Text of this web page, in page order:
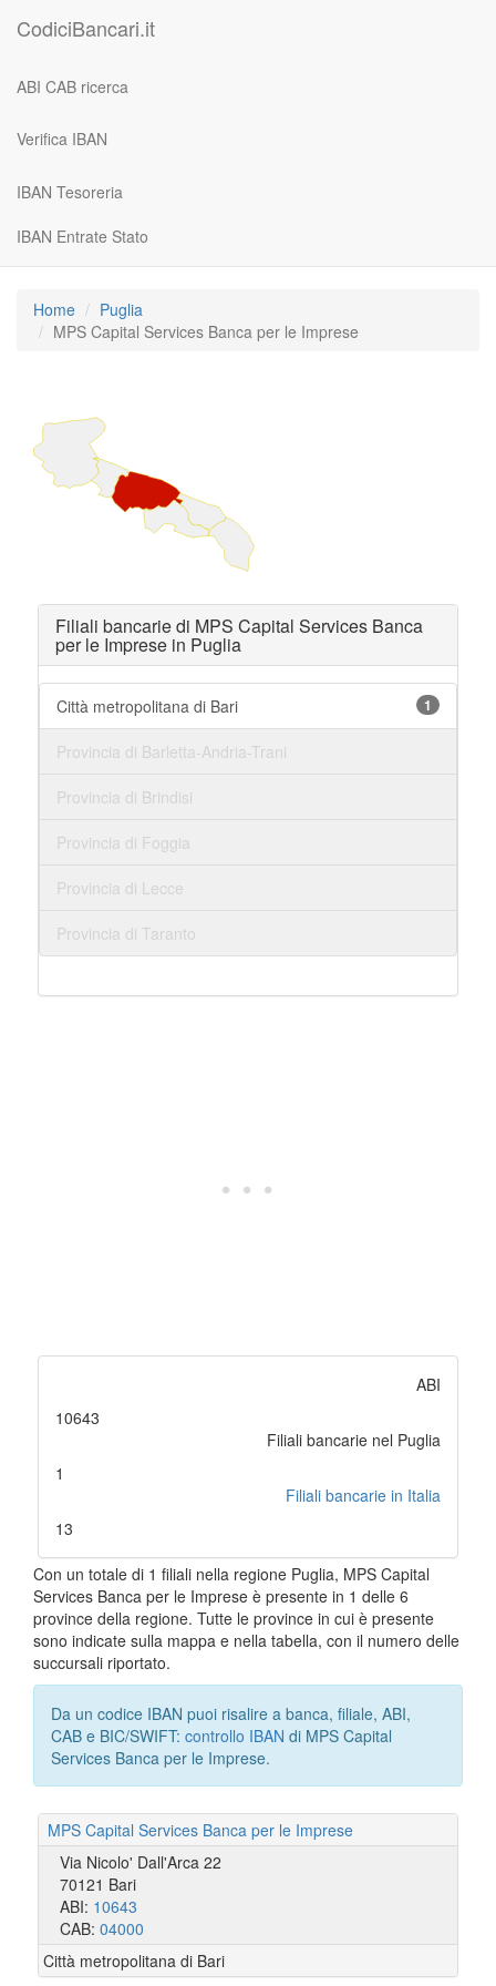
CodiciBancari.it
ABI CAB ricerca
Verifica IBAN
IBAN Tesoreria
IBAN Entrate Stato
Home
Puglia
MPS Capital Services Banca per le Imprese
Filiali bancarie di MPS Capital Services Banca
per le Imprese in Puglia
Città metropolitana di Bari 1
Provincia di Barletta-Andria-Trani
Provincia di Brindisi
Provincia di Foggia
Provincia di Lecce
Provincia di Taranto
ABI
10643
Filiali bancarie nel Puglia
1
Filiali bancarie in Italia
13
Con un totale di 1 filiali nella regione Puglia, MPS Capital
Services Banca per le Imprese è presente in 1 delle 6
province della regione. Tutte le province in cui è presente
sono indicate sulla mappa e nella tabella, con il numero delle
succursali riportato.
Da un codice IBAN puoi risalire a banca, filiale, ABI,
CAB e BIC/SWIFT: controllo IBAN di MPS Capital
Services Banca per le Imprese.
MPS Capital Services Banca per le Imprese
Via Nicolo' Dall'Arca 22
70121 Bari
ABI: 10643
CAB: 04000
Città metropolitana di Bari